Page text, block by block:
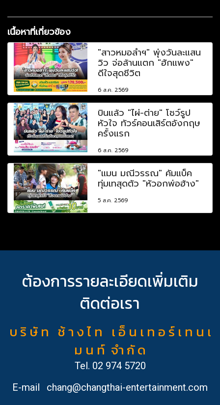
เนื้อหาที่เกี่ยวข้อง
"สาวหมอลำฯ" พุ่งวันละแสน
วิว จ่อล้านแตก "ฮักแพง"
ดีใจสุดชีวิต
6 ส.ค. 2569
บินแล้ว "ไผ่-ต่าย" โชว์รูป
หัวใจ ทัวร์คอนเสิร์ตอังกฤษ
ครั้งแรก
6 ส.ค. 2569
"แมน มณีวรรณ" คัมแบ็ค
ทุ่มเทสุดตัว "หัวอกพ่อฮ้าง"
5 ส.ค. 2569
ต้องการรายละเอียดเพิ่มเติม
ติดต่อเรา
บ ริ ษั ท ช้ า ง ไ ท เ อ็ น เ ท อ ร์ เ ท น เ
ม น ท์ จำ กั ด
Tel. 02 974 5720
E-mail
chang@changthai-entertainment.com